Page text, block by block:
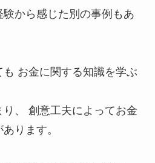
から感じた別の事例もあ
も お金に関する知識を学ぶ
、 創意工夫によってお金
あります。